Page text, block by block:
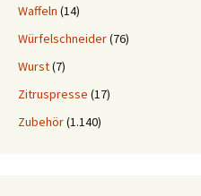
Waffeln (14)
Würfelschneider(76)
Wurst(7)
Zitruspresse (17)
Zubehör(1.140)